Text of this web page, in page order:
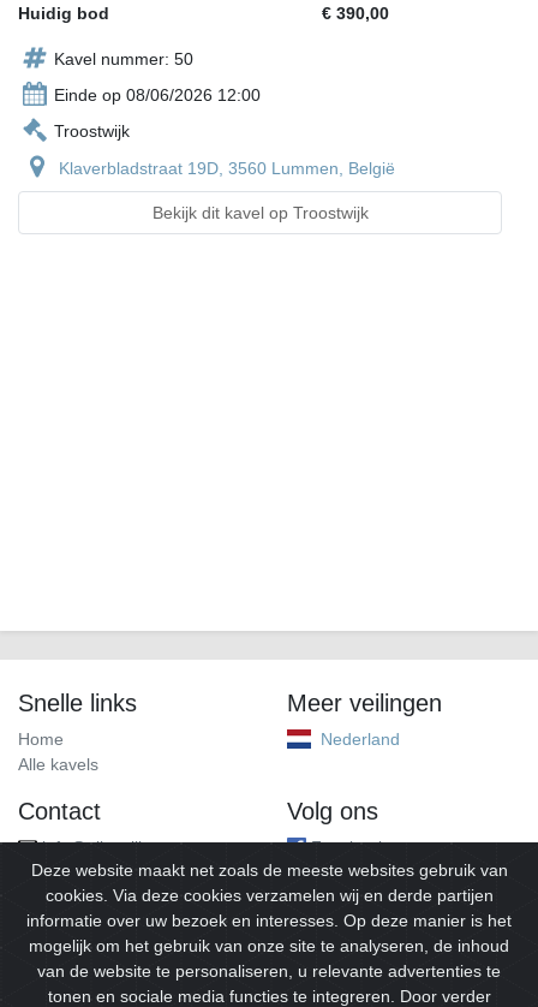
Huidig bod
€ 390,00
Kavel nummer: 50
Einde op 08/06/2026 12:00
Troostwijk
Klaverbladstraat 19D, 3560 Lummen, België
Bekijk dit kavel op Troostwijk
Snelle links
Home
Alle kavels
Meer veilingen
Nederland
Contact
info@alleveilingen.net
Volg ons
Facebook
Deze website maakt net zoals de meeste websites gebruik van
cookies. Via deze cookies verzamelen wij en derde partijen
informatie over uw bezoek en interesses. Op deze manier is het
mogelijk om het gebruik van onze site te analyseren, de inhoud
van de website te personaliseren, u relevante advertenties te
tonen en sociale media functies te integreren. Door verder